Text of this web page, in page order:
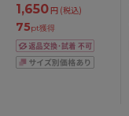
1,650円 (税込)
75pt獲得